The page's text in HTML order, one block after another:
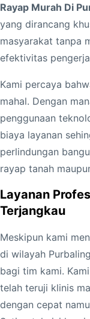
p
r
a
h
D
i
P
r
b
a
l
i
n
g
Rayap Murah Di
yang dirancang
masyarakat tanpa
efektivitas
Kami percaya
mahal. Dengan
penggunaan
biaya layanan
perlindungan
rayap tanah
Layanan
Terjangkau
Meskipun kami
di wilayah
bagi tim kami.
telah teruji klinis
dengan cepat